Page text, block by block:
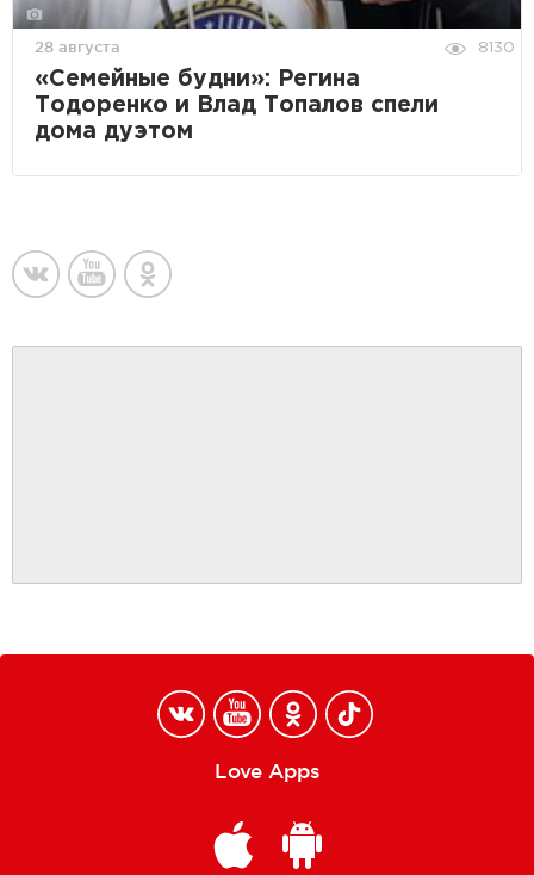
28 августа 8130
«Семейные будни»: Регина
Тодоренко и Влад Топалов спели
дома дуэтом
Love Apps